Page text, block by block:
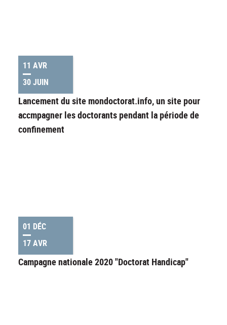
11 AVR
30 JUIN
Lancement du site mondoctorat.info, un site pour
accmpagner les doctorants pendant la période de
confinement
01 DÉC
17 AVR
Campagne nationale 2020 "Doctorat Handicap"